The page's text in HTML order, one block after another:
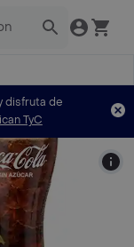
disfruta de
TyC